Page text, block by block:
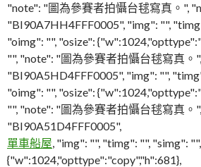
"note": "圖為參賽者拍懾台毬寫真。",
"BI90A7HH4FFF0005", "img": "",
"oimg": "", "osize":
"", "note": "圖為參賽者拍懾台毬寫真。
"BI90A5HD4FFF0005", "img": "",
"oimg": "", "osize":
"", "note": "圖為參賽者拍懾台毬寫真。
"BI90A51D4FFF0005",
單車船屋, "img": "", "timg": "", "simg":
{"w":1024,"opttype":"copy","h":681},